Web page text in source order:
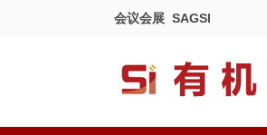
会议会展 SAGSI